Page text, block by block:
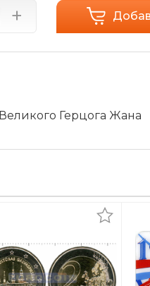
+
Герцога Жана